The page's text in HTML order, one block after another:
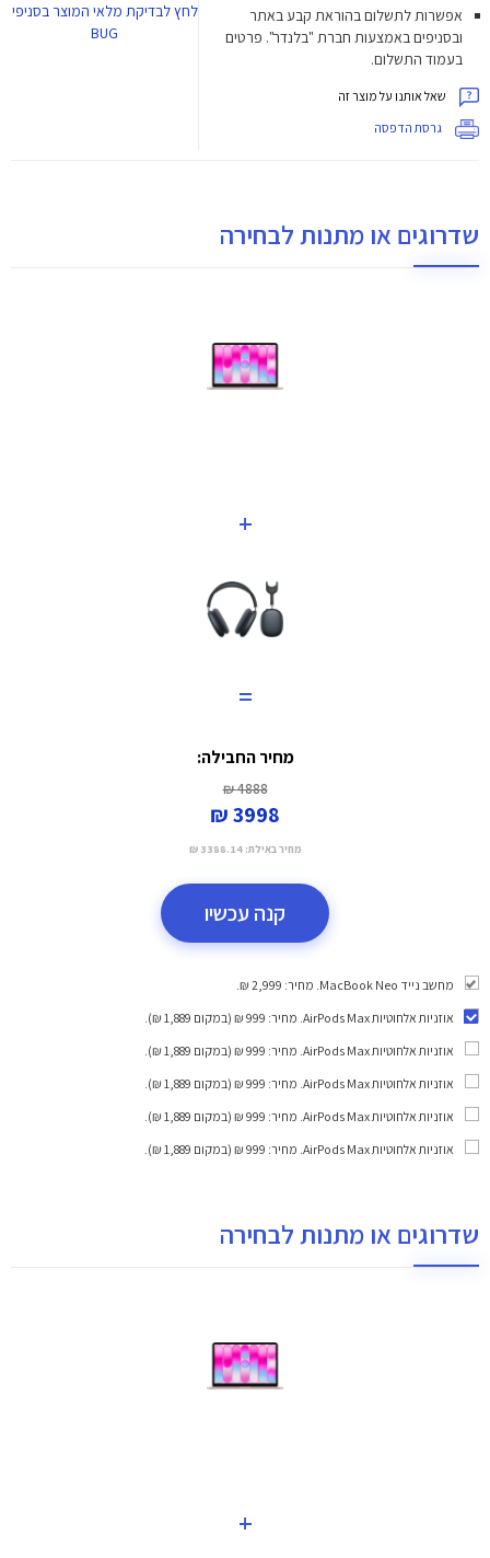
אפשרות לתשלום בהוראת קבע באתר
ובסניפים באמצעות חברת "בלנדר". פרטים
בעמוד התשלום.
שאל אותנו על מוצר זה
גרסת הדפסה
לחץלבדיקת מלאי המוצר בסניפי
BUG
שדרוגים או מתנות לבחירה
+
=
מחיר החבילה:
4888 ₪
3998 ₪
מחיר באילת: 3388.14 ₪
קנה עכשיו
מחשב נייד MacBook Neo. מחיר: 2,999 ₪.
אוזניות אלחוטיות AirPods Max
. מחיר: 999 ₪ (במקום 1,889 ₪).
אוזניות אלחוטיות AirPods Max
. מחיר: 999 ₪ (במקום 1,889 ₪).
אוזניות אלחוטיות AirPods Max
. מחיר: 999 ₪ (במקום 1,889 ₪).
אוזניות אלחוטיות AirPods Max
. מחיר: 999 ₪ (במקום 1,889 ₪).
אוזניות אלחוטיות AirPods Max
. מחיר: 999 ₪ (במקום 1,889 ₪).
שדרוגים או מתנות לבחירה
+